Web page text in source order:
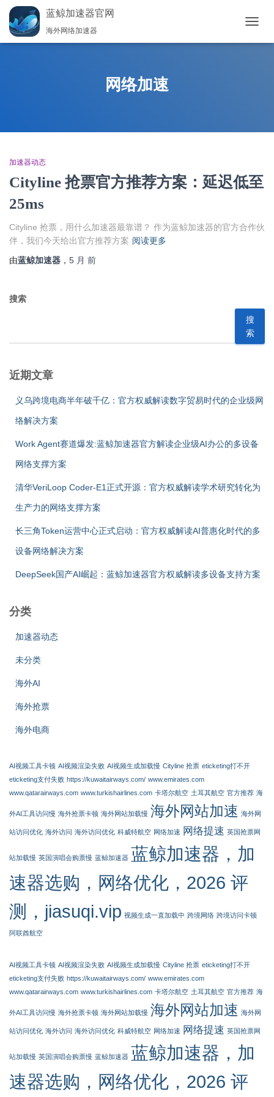
蓝鲸加速器官网
海外网络加速器
换
网络加速
加速器动态
Cityline 抢票官方推荐方案：延迟低至
25ms
Cityline 抢票，用什么加速器最靠谱？ 作为蓝鲸加速器的官方合作伙
伴，我们今天给出官方推荐方案 阅读更多
由蓝鲸加速器 ， 5 月 前
搜索
搜
索
近期文章
义乌跨境电商半年破千亿：官方权威解读数字贸易时代的企业级网
络解决方案
Work Agent赛道爆发:蓝鲸加速器官方解读企业级AI办公的多设备
网络支撑方案
清华VeriLoop Coder-E1正式开源：官方权威解读学术研究转化为
生产力的网络支撑方案
长三角Token运营中心正式启动：官方权威解读AI普惠化时代的多
设备网络解决方案
DeepSeek国产AI崛起：蓝鲸加速器官方权威解读多设备支持方案
分类
加速器动态
未分类
海外AI
海外抢票
海外电商
AI视频工具卡顿 AI视频渲染失败 AI视频生成加载慢 Cityline 抢票 eticketing打不开
eticketing支付失败 https://kuwaitairways.com/ www.emirates.com
www.qatarairways.com www.turkishairlines.com 卡塔尔航空 土耳其航空 官方推荐 海
外AI工具访问慢 海外抢票卡顿 海外网站加载慢 海外网站加速 海外网
站访问优化 海外访问 海外访问优化 科威特航空 网络加速 网络提速 英国抢票网
站加载慢 英国演唱会购票慢 蓝鲸加速器 蓝鲸加速器，加
速器选购，网络优化，2026 评
测，jiasuqi.vip 视频生成一直加载中 跨境网络 跨境访问卡顿
阿联酋航空
AI视频工具卡顿 AI视频渲染失败 AI视频生成加载慢 Cityline 抢票 eticketing打不开
eticketing支付失败 https://kuwaitairways.com/ www.emirates.com
www.qatarairways.com www.turkishairlines.com 卡塔尔航空 土耳其航空 官方推荐 海
外AI工具访问慢 海外抢票卡顿 海外网站加载慢 海外网站加速 海外网
站访问优化 海外访问 海外访问优化 科威特航空 网络加速 网络提速 英国抢票网
站加载慢 英国演唱会购票慢 蓝鲸加速器 蓝鲸加速器，加
速器选购，网络优化，2026 评